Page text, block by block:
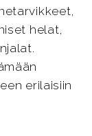
helat,
erilaisiin